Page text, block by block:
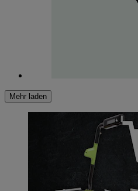
Mehr laden